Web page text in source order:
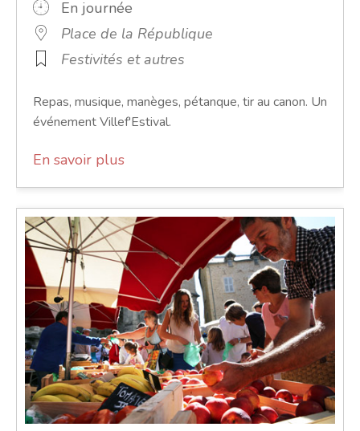
En journée
Place de la République
Festivités et autres
Repas, musique, manèges, pétanque, tir au canon. Un
événement Villef'Estival.
En savoir plus